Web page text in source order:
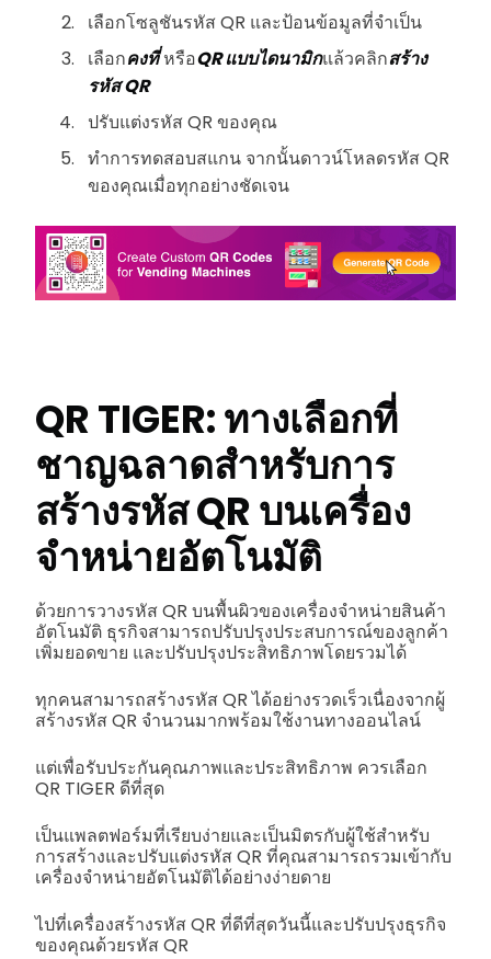
เลือกโซลูชันรหัส QR และป้อนข้อมูลที่จำเป็น
เลือกคงที่หรือQR แบบไดนามิกแล้วคลิกสร้าง
รหัส QR
ปรับแต่งรหัส QR ของคุณ
ทำการทดสอบสแกน จากนั้นดาวน์โหลดรหัส QR
ของคุณเมื่อทุกอย่างชัดเจน
QR TIGER: ทางเลือกที่
ชาญฉลาดสำหรับการ
สร้างรหัส QR บนเครื่อง
จำหน่ายอัตโนมัติ
ด้วยการวางรหัส QR บนพื้นผิวของเครื่องจำหน่ายสินค้า
อัตโนมัติ ธุรกิจสามารถปรับปรุงประสบการณ์ของลูกค้า
เพิ่มยอดขาย และปรับปรุงประสิทธิภาพโดยรวมได้
ทุกคนสามารถสร้างรหัส QR ได้อย่างรวดเร็วเนื่องจากผู้
สร้างรหัส QR จำนวนมากพร้อมใช้งานทางออนไลน์
แต่เพื่อรับประกันคุณภาพและประสิทธิภาพ ควรเลือก
QR TIGER ดีที่สุด
เป็นแพลตฟอร์มที่เรียบง่ายและเป็นมิตรกับผู้ใช้สำหรับ
การสร้างและปรับแต่งรหัส QR ที่คุณสามารถรวมเข้ากับ
เครื่องจำหน่ายอัตโนมัติได้อย่างง่ายดาย
ไปที่เครื่องสร้างรหัส QR ที่ดีที่สุดวันนี้และปรับปรุงธุรกิจ
ของคุณด้วยรหัส QR